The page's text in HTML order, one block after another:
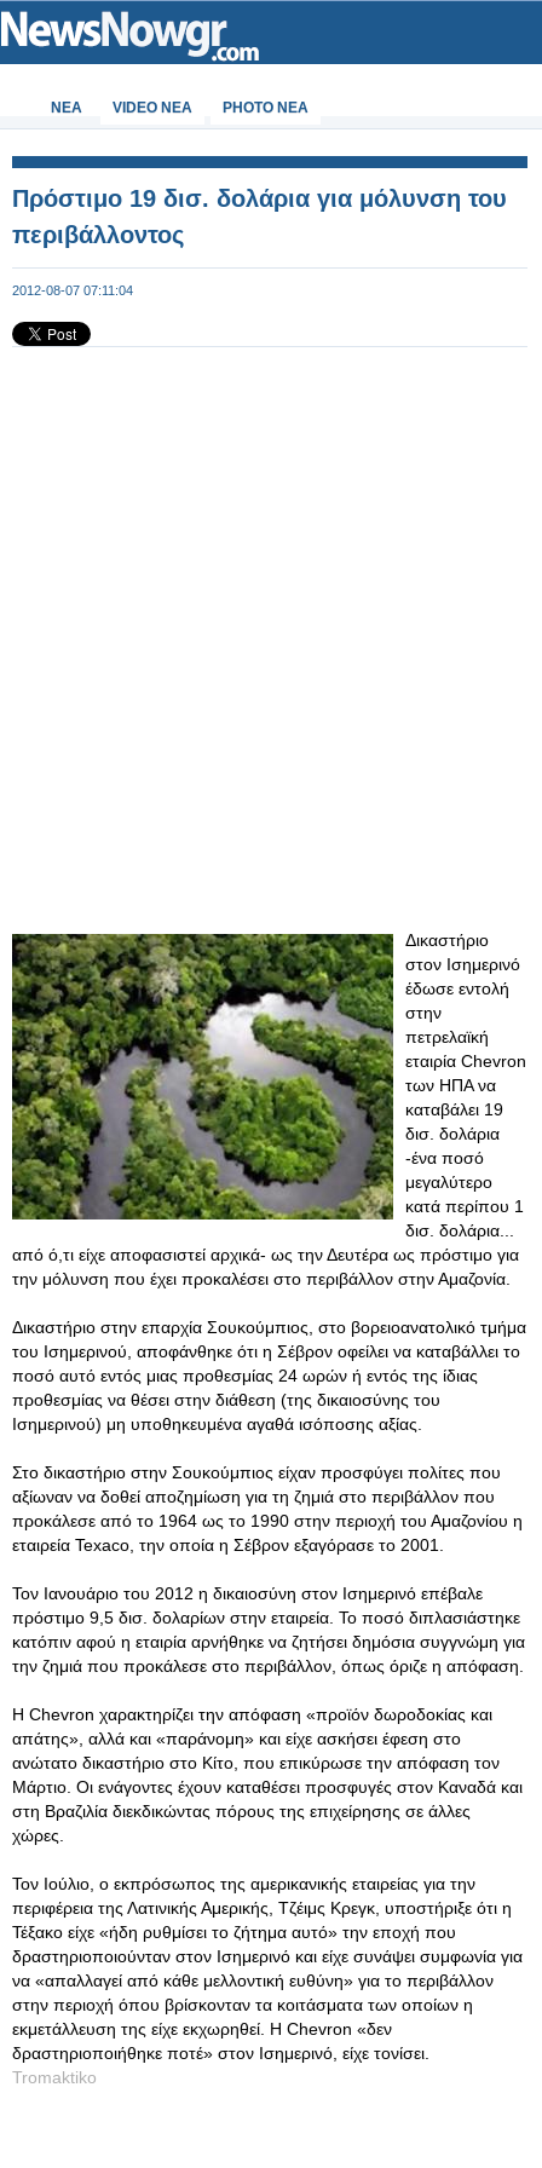
ΝΕΑ VIDEO NEA PHOTO NEA
Πρόστιμο 19 δισ. δολάρια για μόλυνση του
περιβάλλοντος
2012-08-07 07:11:04
Δικαστήριο
στον Ισημερινό
έδωσε εντολή
στην
πετρελαϊκή
εταιρία Chevron
των ΗΠΑ να
καταβάλει 19
δισ. δολάρια
-ένα ποσό
μεγαλύτερο
κατά περίπου 1
δισ. δολάρια...
από ό,τι είχε αποφασιστεί αρχικά- ως την Δευτέρα ως πρόστιμο για
την μόλυνση που έχει προκαλέσει στο περιβάλλον στην Αμαζονία.
Δικαστήριο στην επαρχία Σουκούμπιος, στο βορειοανατολικό τμήμα
του Ισημερινού, αποφάνθηκε ότι η Σέβρον οφείλει να καταβάλλει το
ποσό αυτό εντός μιας προθεσμίας 24 ωρών ή εντός της ίδιας
προθεσμίας να θέσει στην διάθεση (της δικαιοσύνης του
Ισημερινού) μη υποθηκευμένα αγαθά ισόποσης αξίας.
Στο δικαστήριο στην Σουκούμπιος είχαν προσφύγει πολίτες που
αξίωναν να δοθεί αποζημίωση για τη ζημιά στο περιβάλλον που
προκάλεσε από το 1964 ως το 1990 στην περιοχή του Αμαζονίου η
εταιρεία Texaco, την οποία η Σέβρον εξαγόρασε το 2001.
Τον Ιανουάριο του 2012 η δικαιοσύνη στον Ισημερινό επέβαλε
πρόστιμο 9,5 δισ. δολαρίων στην εταιρεία. Το ποσό διπλασιάστηκε
κατόπιν αφού η εταιρία αρνήθηκε να ζητήσει δημόσια συγγνώμη για
την ζημιά που προκάλεσε στο περιβάλλον, όπως όριζε η απόφαση.
Η Chevron χαρακτηρίζει την απόφαση «προϊόν δωροδοκίας και
απάτης», αλλά και «παράνομη» και είχε ασκήσει έφεση στο
ανώτατο δικαστήριο στο Κίτο, που επικύρωσε την απόφαση τον
Μάρτιο. Οι ενάγοντες έχουν καταθέσει προσφυγές στον Καναδά και
στη Βραζιλία διεκδικώντας πόρους της επιχείρησης σε άλλες
χώρες.
Τον Ιούλιο, ο εκπρόσωπος της αμερικανικής εταιρείας για την
περιφέρεια της Λατινικής Αμερικής, Τζέιμς Κρεγκ, υποστήριξε ότι η
Τέξακο είχε «ήδη ρυθμίσει το ζήτημα αυτό» την εποχή που
δραστηριοποιούνταν στον Ισημερινό και είχε συνάψει συμφωνία για
να «απαλλαγεί από κάθε μελλοντική ευθύνη» για το περιβάλλον
στην περιοχή όπου βρίσκονταν τα κοιτάσματα των οποίων η
εκμετάλλευση της είχε εκχωρηθεί. Η Chevron «δεν
δραστηριοποιήθηκε ποτέ» στον Ισημερινό, είχε τονίσει.
Tromaktiko